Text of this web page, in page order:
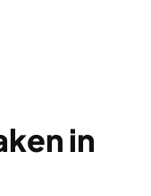
in